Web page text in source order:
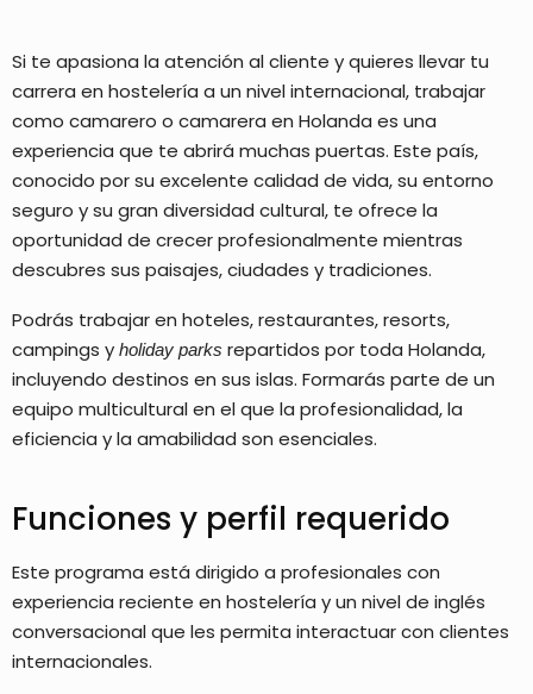
Si te apasiona la atención al cliente y quieres llevar tu
carrera en hostelería a un nivel internacional, trabajar
como camarero o camarera en Holanda es una
experiencia que te abrirá muchas puertas. Este país,
conocido por su excelente calidad de vida, su entorno
seguro y su gran diversidad cultural, te ofrece la
oportunidad de crecer profesionalmente mientras
descubres sus paisajes, ciudades y tradiciones.
Podrás trabajar en hoteles, restaurantes, resorts,
campings y holiday parks repartidos por toda Holanda,
incluyendo destinos en sus islas. Formarás parte de un
equipo multicultural en el que la profesionalidad, la
eficiencia y la amabilidad son esenciales.
Funciones y perfil requerido
Este programa está dirigido a profesionales con
experiencia reciente en hostelería y un nivel de inglés
conversacional que les permita interactuar con clientes
internacionales.